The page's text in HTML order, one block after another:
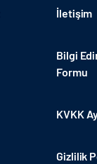
İletişim
Bilgi
Formu
KVKK
Gizlilik